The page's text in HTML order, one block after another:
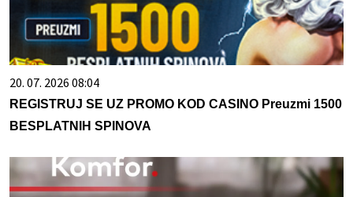
20. 07. 2026 08:04
REGISTRUJ SE UZ PROMO KOD CASINO Preuzmi 1500
BESPLATNIH SPINOVA